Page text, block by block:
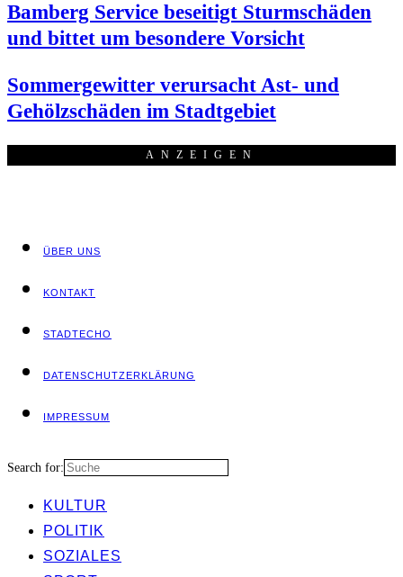
Bam­berg Ser­vice besei­tigt Sturm­schä­den
und bit­tet um beson­de­re Vorsicht
Som­mer­ge­wit­ter ver­ur­sacht Ast- und
Gehölz­schä­den im Stadtgebiet
ANZEI­GEN
ÜBER UNS
KON­TAKT
STADT­ECHO
DATEN­SCHUTZ­ER­KLÄ­RUNG
IMPRES­SUM
Search for:
KUL­TUR
POLI­TIK
SOZIA­LES